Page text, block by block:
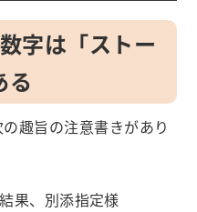
字は「ストー
る
趣旨の注意書きがあり
果、別添指定様